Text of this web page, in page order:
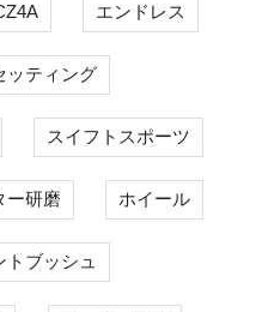
エンドレス
ッティング
スイフトスポーツ
ー研磨 ホイール
トブッシュ